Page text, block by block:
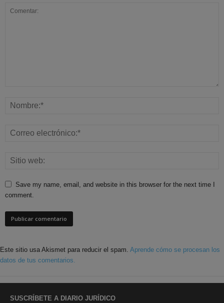
Save my name, email, and website in this browser for the next time I
comment.
Este sitio usa Akismet para reducir el spam. Aprende cómo se procesan los
datos de tus comentarios.
SUSCRÍBETE A DIARIO JURÍDICO